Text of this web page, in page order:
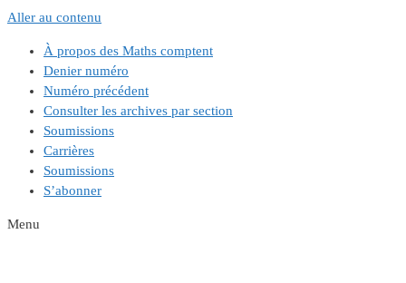
Aller au contenu
À propos des Maths comptent
Denier numéro
Numéro précédent
Consulter les archives par section
Soumissions
Carrières
Soumissions
S’abonner
Menu